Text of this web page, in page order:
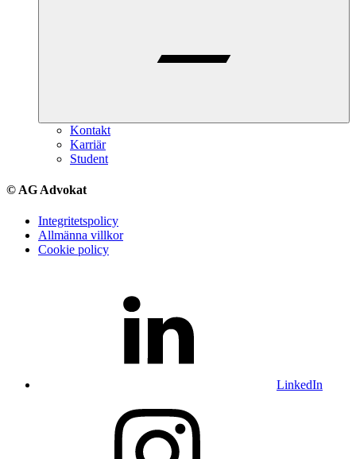
Kontakt
Karriär
Student
© AG Advokat
Integritetspolicy
Allmänna villkor
Cookie policy
LinkedIn